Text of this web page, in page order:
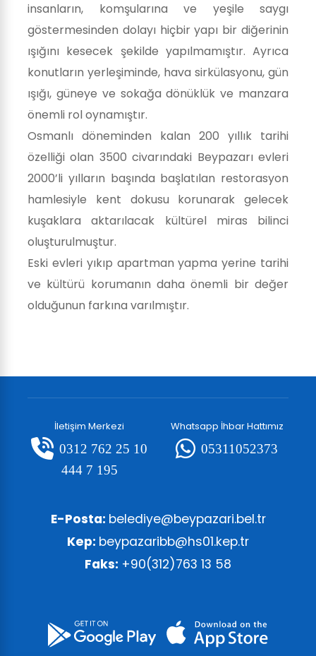
insanların, komşularına ve yeşile saygı
göstermesinden dolayı hiçbir yapı bir diğerinin
ışığını kesecek şekilde yapılmamıştır. Ayrıca
konutların yerleşiminde, hava sirkülasyonu, gün
ışığı, güneye ve sokağa dönüklük ve manzara
önemli rol oynamıştır.
Osmanlı döneminden kalan 200 yıllık tarihi
özelliği olan 3500 civarındaki Beypazarı evleri
2000’li yılların başında başlatılan restorasyon
hamlesiyle kent dokusu korunarak gelecek
kuşaklara aktarılacak kültürel miras bilinci
oluşturulmuştur.
Eski evleri yıkıp apartman yapma yerine tarihi
ve kültürü korumanın daha önemli bir değer
olduğunun farkına varılmıştır.
İletişim Merkezi
0312 762 25 10
444 7 195
Whatsapp İhbar Hattımız
05311052373
E-Posta: belediye@beypazari.bel.tr
Kep: beypazaribb@hs01.kep.tr
Faks: +90(312)763 13 58